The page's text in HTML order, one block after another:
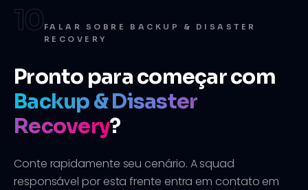
10FALAR SOBRE BACKUP & DISASTER
RECOVERY
Pronto para começar com
Backup & Disaster
Recovery?
Conte rapidamente seu cenário. A squad
responsável por esta frente entra em contato em